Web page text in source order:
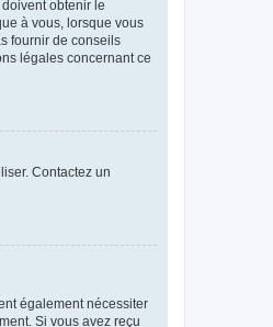
obtenir le
à vous, lorsque vous
fournir de conseils
légales concernant ce
Contactez un
également nécessiter
Si vous avez reçu